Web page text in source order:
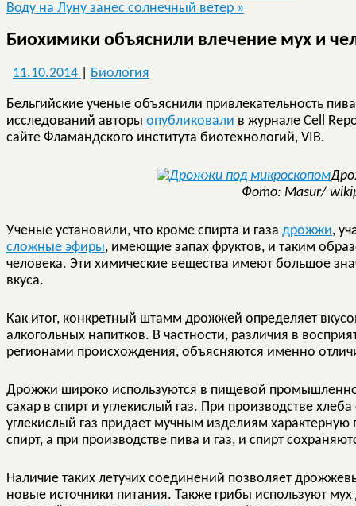
Воду на Луну занес солнечный ветер »
Биохимики объяснили влечение мух и
11.10.2014 Биология
Бельгийские ученые объяснили привлекательность
исследований авторы опубликовали в журнале Cell
сайте Фламандского института биотехнологий, VIB.
Фото: Masur/
Ученые установили, что кроме спирта и газа дрожжи,
сложные эфиры, имеющие запах фруктов, и таким
человека. Эти химические вещества имеют большое
вкуса.
Как итог, конкретный штамм дрожжей определяет
алкогольных напитков. В частности, различия в
регионами происхождения, объясняются именно
Дрожжи широко используются в пищевой
сахар в спирт и углекислый газ. При производстве
углекислый газ придает мучным изделиям характерную
спирт, а при производстве пива и газ, и спирт
Наличие таких летучих соединений позволяет
новые источники питания. Также грибы используют